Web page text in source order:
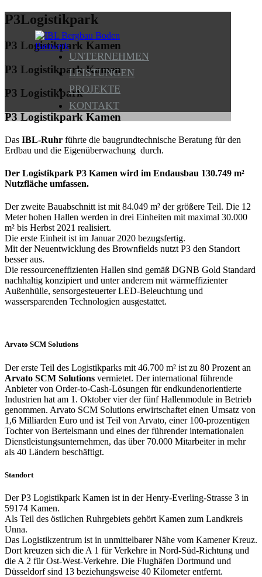
UNTERNEHMEN
LEISTUNGEN
PROJEKTE
KONTAKT
P3Logistikpark
P3 Logistikpark Kamen
P3 Logistikpark Kamen
P3 Logistikpark
P3 Logistikpark Kamen
Das IBL-Ruhr führte die baugrundtechnische Beratung für den
Erdbau und die Eigenüberwachung durch.
Der Logistikpark P3 Kamen wird im Endausbau 130.749 m²
Nutzfläche umfassen.
Der zweite Bauabschnitt ist mit 84.049 m² der größere Teil. Die 12
Meter hohen Hallen werden in drei Einheiten mit maximal 30.000
m² bis Herbst 2021 realisiert.
Die erste Einheit ist im Januar 2020 bezugsfertig.
Mit der Neuentwicklung des Brownfields nutzt P3 den Standort
besser aus.
Die ressourceneffizienten Hallen sind gemäß DGNB Gold Standard
nachhaltig konzipiert und unter anderem mit wärmeffizienter
Außenhülle, sensorgesteuerter LED-Beleuchtung und
wassersparenden Technologien ausgestattet.
Arvato SCM Solutions
Der erste Teil des Logistikparks mit 46.700 m² ist zu 80 Prozent an
Arvato SCM Solutions vermietet. Der international führende
Anbieter von Order-to-Cash-Lösungen für endkundenorientierte
Industrien hat am 1. Oktober vier der fünf Hallenmodule in Betrieb
genommen. Arvato SCM Solutions erwirtschaftet einen Umsatz von
1,6 Milliarden Euro und ist Teil von Arvato, einer 100-prozentigen
Tochter von Bertelsmann und eines der führender internationalen
Dienstleistungsunternehmen, das über 70.000 Mitarbeiter in mehr
als 40 Ländern beschäftigt.
Standort
Der P3 Logistikpark Kamen ist in der Henry-Everling-Strasse 3 in
59174 Kamen.
Als Teil des östlichen Ruhrgebiets gehört Kamen zum Landkreis
Unna.
Das Logistikzentrum ist in unmittelbarer Nähe vom Kamener Kreuz.
Dort kreuzen sich die A 1 für Verkehre in Nord-Süd-Richtung und
die A 2 für Ost-West-Verkehre. Die Flughäfen Dortmund und
Düsseldorf sind 13 beziehungsweise 40 Kilometer entfernt.